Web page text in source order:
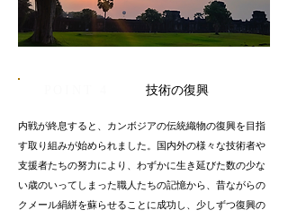
技術の復興
内戦が終息すると、カンボジアの伝統織物の復興を目指
す取り組みが始められました。国内外の様々な技術者や
支援者たちの努力により、わずかに生き延びた数の少な
い歳のいってしまった職人たちの記憶から、昔ながらの
クメール絹絣を蘇らせることに成功し、少しずつ復興の